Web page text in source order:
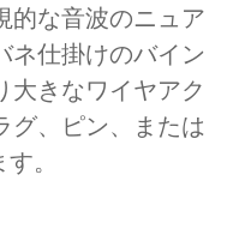
的な音波のニュア
ネ仕掛けのバイン
大きなワイヤアク
グ、ピン、または
。